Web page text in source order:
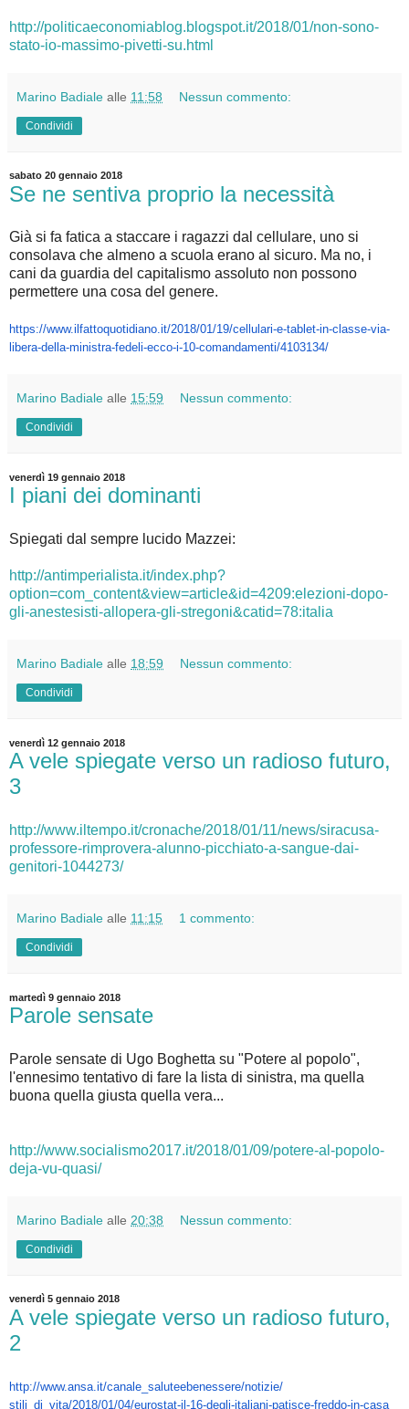
http://politicaeconomiablog.blogspot.it/2018/01/non-sono-
stato-io-massimo-pivetti-su.html
Marino Badiale alle 11:58 Nessun commento:
Condividi
sabato 20 gennaio 2018
Se ne sentiva proprio la necessità
Già si fa fatica a staccare i ragazzi dal cellulare, uno si
consolava che almeno a scuola erano al sicuro. Ma no, i
cani da guardia del capitalismo assoluto non possono
permettere una cosa del genere.
https://www.ilfattoquotidiano.it/2018/01/19/cellulari-e-tablet-in-classe-via-
libera-della-ministra-fedeli-ecco-i-10-comandamenti/4103134/
Marino Badiale alle 15:59 Nessun commento:
Condividi
venerdì 19 gennaio 2018
I piani dei dominanti
Spiegati dal sempre lucido Mazzei:
http://antimperialista.it/index.php?
option=com_content&view=article&id=4209:elezioni-dopo-
gli-anestesisti-allopera-gli-stregoni&catid=78:italia
Marino Badiale alle 18:59 Nessun commento:
Condividi
venerdì 12 gennaio 2018
A vele spiegate verso un radioso futuro,
3
http://www.iltempo.it/cronache/2018/01/11/news/siracusa-
professore-rimprovera-alunno-picchiato-a-sangue-dai-
genitori-1044273/
Marino Badiale alle 11:15 1 commento:
Condividi
martedì 9 gennaio 2018
Parole sensate
Parole sensate di Ugo Boghetta su "Potere al popolo",
l'ennesimo tentativo di fare la lista di sinistra, ma quella
buona quella giusta quella vera...
http://www.socialismo2017.it/2018/01/09/potere-al-popolo-
deja-vu-quasi/
Marino Badiale alle 20:38 Nessun commento:
Condividi
venerdì 5 gennaio 2018
A vele spiegate verso un radioso futuro,
2
http://www.ansa.it/canale_ saluteebenessere/notizie/
stili_di_vita/2018/01/04/eurostat-il-16-degli-italiani-patisce-freddo-in-casa_